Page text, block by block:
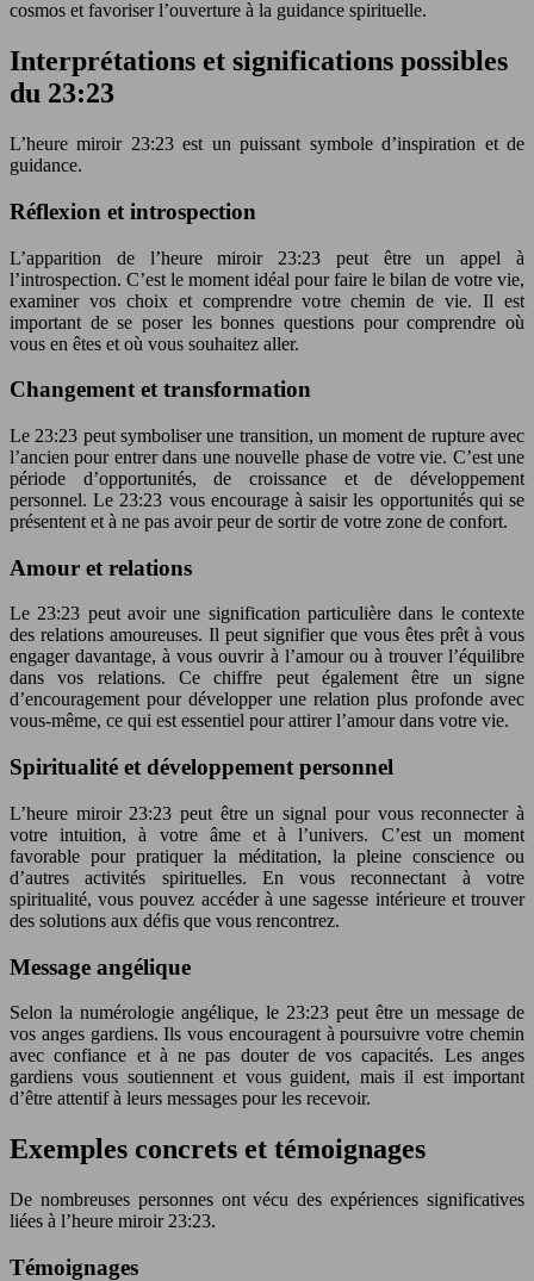
cosmos et favoriser l’ouverture à la guidance spirituelle.
Interprétations et significations possibles
du 23:23
L’heure miroir 23:23 est un puissant symbole d’inspiration et de
guidance.
Réflexion et introspection
L’apparition de l’heure miroir 23:23 peut être un appel à
l’introspection. C’est le moment idéal pour faire le bilan de votre vie,
examiner vos choix et comprendre votre chemin de vie. Il est
important de se poser les bonnes questions pour comprendre où
vous en êtes et où vous souhaitez aller.
Changement et transformation
Le 23:23 peut symboliser une transition, un moment de rupture avec
l’ancien pour entrer dans une nouvelle phase de votre vie. C’est une
période d’opportunités, de croissance et de développement
personnel. Le 23:23 vous encourage à saisir les opportunités qui se
présentent et à ne pas avoir peur de sortir de votre zone de confort.
Amour et relations
Le 23:23 peut avoir une signification particulière dans le contexte
des relations amoureuses. Il peut signifier que vous êtes prêt à vous
engager davantage, à vous ouvrir à l’amour ou à trouver l’équilibre
dans vos relations. Ce chiffre peut également être un signe
d’encouragement pour développer une relation plus profonde avec
vous-même, ce qui est essentiel pour attirer l’amour dans votre vie.
Spiritualité et développement personnel
L’heure miroir 23:23 peut être un signal pour vous reconnecter à
votre intuition, à votre âme et à l’univers. C’est un moment
favorable pour pratiquer la méditation, la pleine conscience ou
d’autres activités spirituelles. En vous reconnectant à votre
spiritualité, vous pouvez accéder à une sagesse intérieure et trouver
des solutions aux défis que vous rencontrez.
Message angélique
Selon la numérologie angélique, le 23:23 peut être un message de
vos anges gardiens. Ils vous encouragent à poursuivre votre chemin
avec confiance et à ne pas douter de vos capacités. Les anges
gardiens vous soutiennent et vous guident, mais il est important
d’être attentif à leurs messages pour les recevoir.
Exemples concrets et témoignages
De nombreuses personnes ont vécu des expériences significatives
liées à l’heure miroir 23:23.
Témoignages